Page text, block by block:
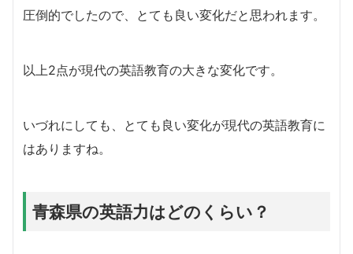
圧倒的でしたので、とても良い変化だと思われます。
以上2点が現代の英語教育の大きな変化です。
いづれにしても、とても良い変化が現代の英語教育に
はありますね。
青森県の英語力はどのくらい？